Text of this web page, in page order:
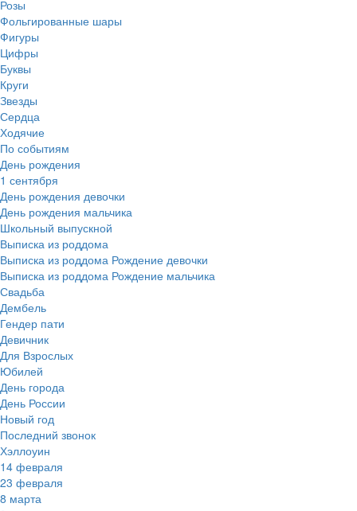
Розы
Фольгированные шары
Фигуры
Цифры
Буквы
Круги
Звезды
Сердца
Ходячие
По событиям
День рождения
1 сентября
День рождения девочки
День рождения мальчика
Школьный выпускной
Выписка из роддома
Выписка из роддома Рождение девочки
Выписка из роддома Рождение мальчика
Свадьба
Дембель
Гендер пати
Девичник
Для Взрослых
Юбилей
День города
День России
Новый год
Последний звонок
Хэллоуин
14 февраля
23 февраля
8 марта